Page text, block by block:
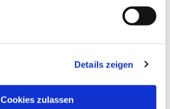
Details zeigen
Cookies zulassen